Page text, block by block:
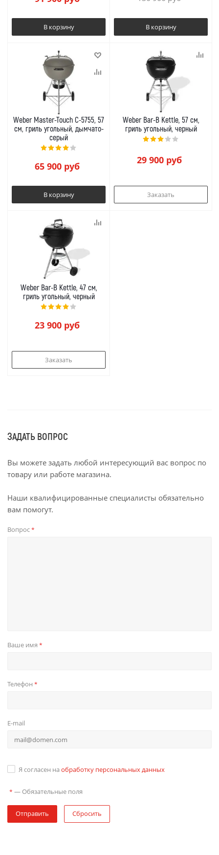
В корзину В корзину
Weber Master-Touch C-5755, 57
см, гриль угольный, дымчато-
серый
65 900руб
В корзину
Weber Bar-B Kettle, 57 см,
гриль угольный, черный
29 900руб
Заказать
Weber Bar-B Kettle, 47 см,
гриль угольный, черный
23 900руб
Заказать
ЗАДАТЬ ВОПРОС
Вы можете задать любой интересующий вас вопрос по
товару или работе магазина.
Наши квалифицированные специалисты обязательно
вам помогут.
Вопрос*
Ваше имя *
Телефон *
E-mail
Я согласен на обработку персональных данных
* — Обязательные поля
Отправить Сбросить